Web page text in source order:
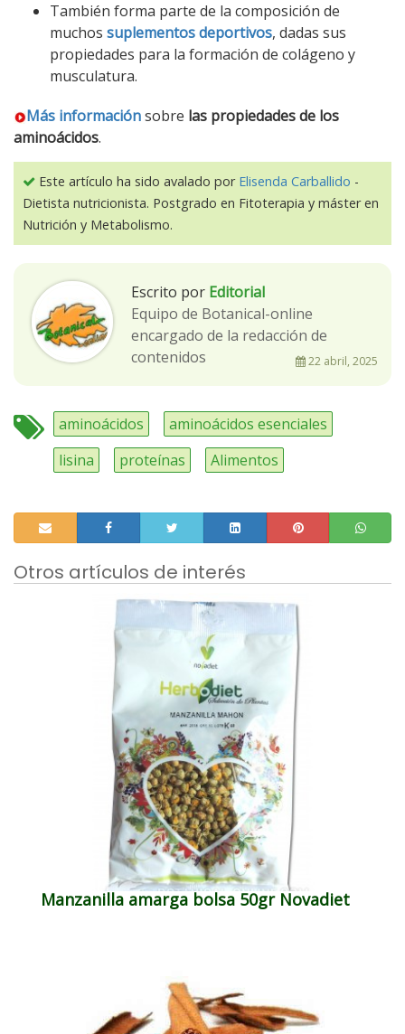
También forma parte de la composición de
muchos suplementos deportivos, dadas sus
propiedades para la formación de colágeno y
musculatura.
Más informaciónsobre las propiedades de los
aminoácidos.
Este artículo ha sido avalado por Elisenda Carballido -
Dietista nutricionista. Postgrado en Fitoterapia y máster en
Nutrición y Metabolismo.
Escrito por Editorial
Equipo de Botanical-online
encargado de la redacción de
contenidos
22 abril, 2025
aminoácidos
aminoácidos esenciales
lisina
proteínas Alimentos
Otros artículos de interés
Manzanilla amarga bolsa 50gr Novadiet